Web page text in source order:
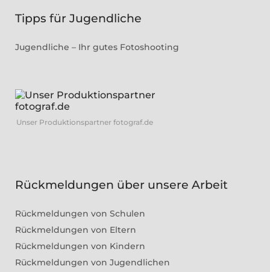
Tipps für Jugendliche
Jugendliche – Ihr gutes Fotoshooting
Unser Produktionspartner fotograf.de
Rückmeldungen über unsere Arbeit
Rückmeldungen von Schulen
Rückmeldungen von Eltern
Rückmeldungen von Kindern
Rückmeldungen von Jugendlichen